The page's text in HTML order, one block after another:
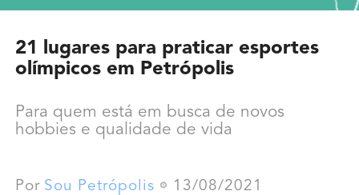
21 lugares para praticar esportes
olímpicos em Petrópolis
Para quem está em busca de novos
hobbies e qualidade de vida
Por Sou Petrópolis 13/08/2021